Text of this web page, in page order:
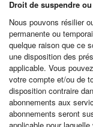
Droit de suspendre
Nous pouvons résilier
permanente ou
quelque raison que ce
une disposition des
applicable. Vous
votre compte et/ou de
disposition contraire
abonnements aux
abonnements seront